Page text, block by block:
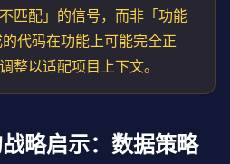
匹配」的信号，而非「功能
代码在功能上可能完全正
整以适配项目上下文。
略启示：数据策略